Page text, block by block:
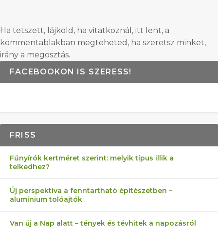
Ha tetszett, lájkold, ha vitatkoznál, itt lent, a
kommentablakban megteheted, ha szeretsz minket,
irány a megosztás.
FACEBOOKON IS SZERESS!
FRISS
Fűnyírók kertméret szerint: melyik típus illik a
telkedhez?
Új perspektíva a fenntartható építészetben –
alumínium tolóajtók
Van új a Nap alatt – tények és tévhitek a napozásról